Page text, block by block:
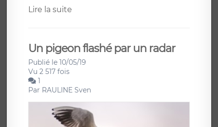
Lire la suite
Un pigeon flashé par un radar
Publié le 10/05/19
Vu 2 517 fois
1
Par RAULINE Sven